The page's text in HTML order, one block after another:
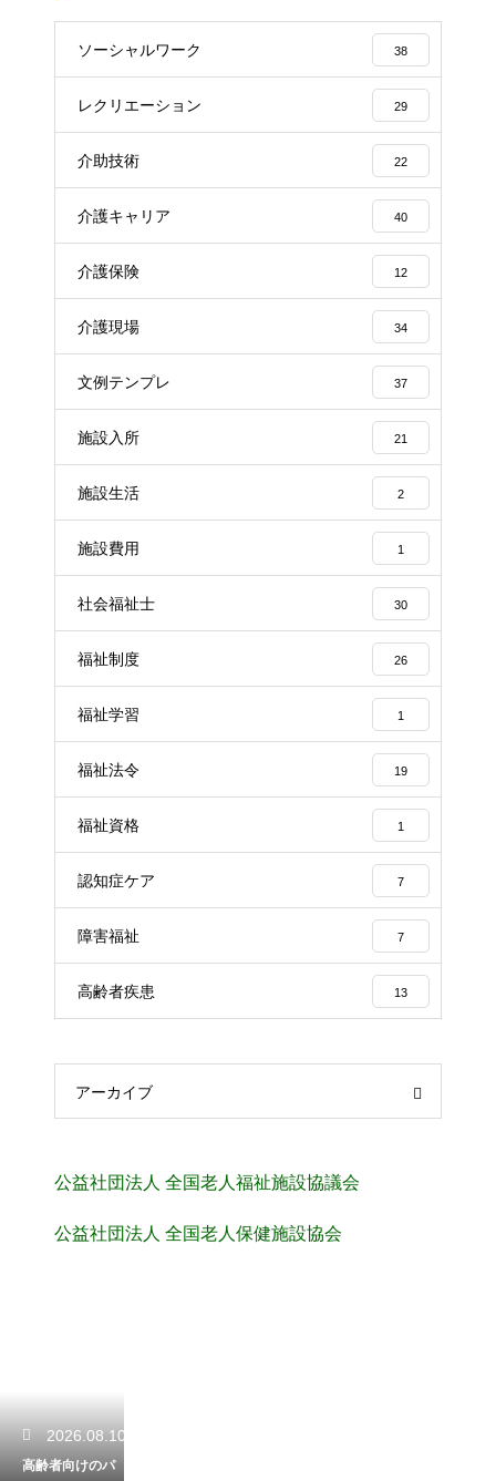
ソーシャルワーク 38
レクリエーション 29
介助技術 22
介護キャリア 40
介護保険 12
介護現場 34
文例テンプレ 37
施設入所 21
施設生活 2
施設費用 1
社会福祉士 30
福祉制度 26
福祉学習 1
福祉法令 19
福祉資格 1
認知症ケア 7
障害福祉 7
高齢者疾患 13
アーカイブ
公益社団法人 全国老人福祉施設協議会
公益社団法人 全国老人保健施設協会
2026.08.10
高齢者向けのパ